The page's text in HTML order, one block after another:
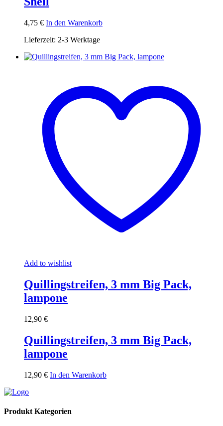
4,75 € In den Warenkorb
Lieferzeit: 2-3 Werktage
Add to wishlist
Quillingstreifen, 3 mm Big Pack,
lampone
12,90 €
Quillingstreifen, 3 mm Big Pack,
lampone
12,90 € In den Warenkorb
Produkt Kategorien